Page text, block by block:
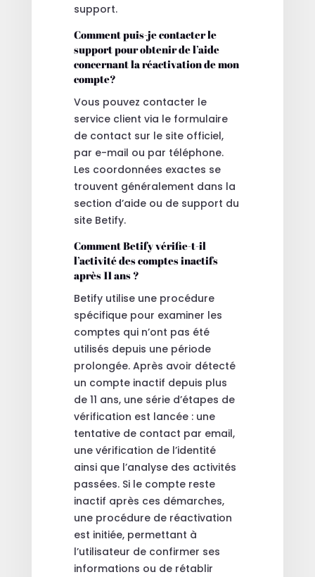
support.
Comment puis-je contacter le
support pour obtenir de l’aide
concernant la réactivation de mon
compte?
Vous pouvez contacter le
service client via le formulaire
de contact sur le site officiel,
par e-mail ou par téléphone.
Les coordonnées exactes se
trouvent généralement dans la
section d’aide ou de support du
site Betify.
Comment Betify vérifie-t-il
l’activité des comptes inactifs
après 11 ans ?
Betify utilise une procédure
spécifique pour examiner les
comptes qui n’ont pas été
utilisés depuis une période
prolongée. Après avoir détecté
un compte inactif depuis plus
de 11 ans, une série d’étapes de
vérification est lancée : une
tentative de contact par email,
une vérification de l’identité
ainsi que l’analyse des activités
passées. Si le compte reste
inactif après ces démarches,
une procédure de réactivation
est initiée, permettant à
l’utilisateur de confirmer ses
informations ou de rétablir